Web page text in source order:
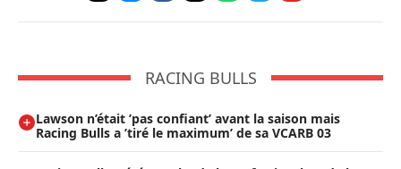
RACING BULLS
Lawson n’était ’pas confiant’ avant la saison mais
Racing Bulls a ’tiré le maximum’ de sa VCARB 03